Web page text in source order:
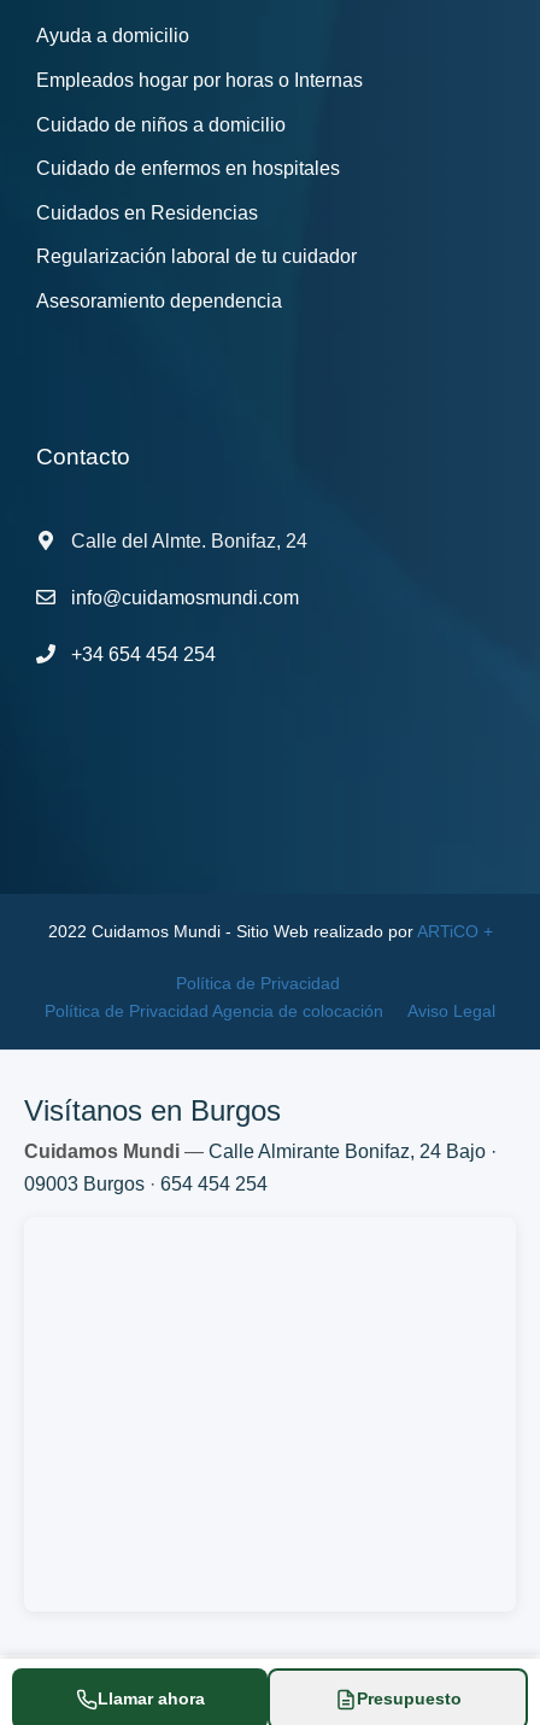
Ayuda a domicilio
Empleados hogar por horas o Internas
Cuidado de niños a domicilio
Cuidado de enfermos en hospitales
Cuidados en Residencias
Regularización laboral de tu cuidador
Asesoramiento dependencia
Contacto
Calle del Almte. Bonifaz, 24
info@cuidamosmundi.com
+34 654 454 254
2022 Cuidamos Mundi - Sitio Web realizado porARTiCO +
Política de Privacidad
Política de Privacidad Agencia de colocación
Aviso Legal
Visítanos en Burgos
Cuidamos Mundi — Calle Almirante Bonifaz, 24 Bajo ·
09003 Burgos · 654 454 254
Llamar ahora Presupuesto